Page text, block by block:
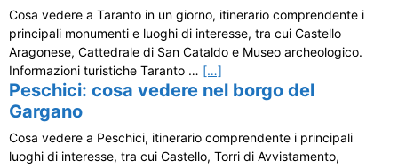
Cosa vedere a Taranto in un giorno, itinerario comprendente i
principali monumenti e luoghi di interesse, tra cui Castello
Aragonese, Cattedrale di San Cataldo e Museo archeologico.
Informazioni turistiche Taranto … […]
Peschici: cosa vedere nel borgo del
Gargano
Cosa vedere a Peschici, itinerario comprendente i principali
luoghi di interesse, tra cui Castello, Torri di Avvistamento,